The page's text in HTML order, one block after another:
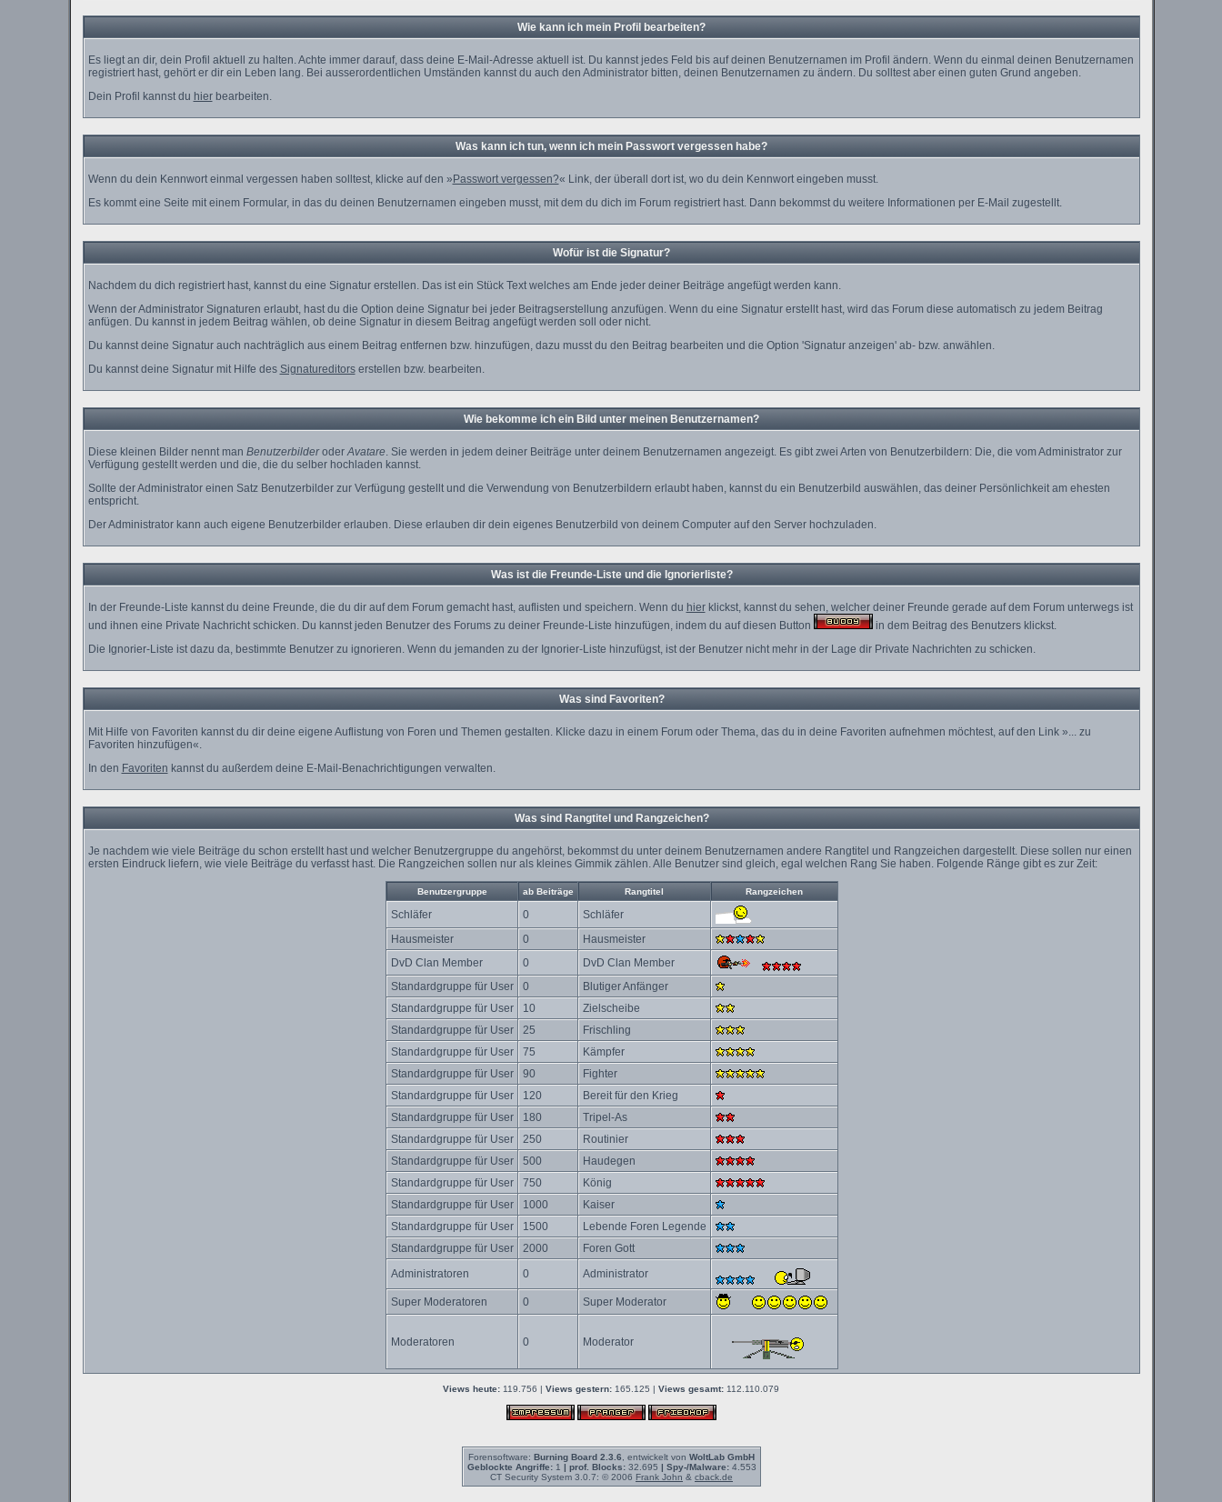
Wie kann ich mein Profil bearbeiten?
Es liegt an dir, dein Profil aktuell zu halten. Achte immer darauf, dass deine E-Mail-Adresse aktuell ist. Du kannst jedes Feld bis auf deinen Benutzernamen im Profil ändern. Wenn du einmal deinen Benutzernamen
registriert hast, gehört er dir ein Leben lang. Bei ausserordentlichen Umständen kannst du auch den Administrator bitten, deinen Benutzernamen zu ändern. Du solltest aber einen guten Grund angeben.
Dein Profil kannst du hierbearbeiten.
Was kann ich tun, wenn ich mein Passwort vergessen habe?
Wenn du dein Kennwort einmal vergessen haben solltest, klicke auf den » Passwort vergessen?« Link, der überall dort ist, wo du dein Kennwort eingeben musst.
Es kommt eine Seite mit einem Formular, in das du deinen Benutzernamen eingeben musst, mit dem du dich im Forum registriert hast. Dann bekommst du weitere Informationen per E-Mail zugestellt.
Wofür ist die Signatur?
Nachdem du dich registriert hast, kannst du eine Signatur erstellen. Das ist ein Stück Text welches am Ende jeder deiner Beiträge angefügt werden kann.
Wenn der Administrator Signaturen erlaubt, hast du die Option deine Signatur bei jeder Beitragserstellung anzufügen. Wenn du eine Signatur erstellt hast, wird das Forum diese automatisch zu jedem Beitrag
anfügen. Du kannst in jedem Beitrag wählen, ob deine Signatur in diesem Beitrag angefügt werden soll oder nicht.
Du kannst deine Signatur auch nachträglich aus einem Beitrag entfernen bzw. hinzufügen, dazu musst du den Beitrag bearbeiten und die Option 'Signatur anzeigen' ab- bzw. anwählen.
Du kannst deine Signatur mit Hilfe des Signatureditorserstellen bzw. bearbeiten.
Wie bekomme ich ein Bild unter meinen Benutzernamen?
Diese kleinen Bilder nennt man BenutzerbilderoderAvatare. Sie werden in jedem deiner Beiträge unter deinem Benutzernamen angezeigt. Es gibt zwei Arten von Benutzerbildern: Die, die vom Administrator zur
Verfügung gestellt werden und die, die du selber hochladen kannst.
Sollte der Administrator einen Satz Benutzerbilder zur Verfügung gestellt und die Verwendung von Benutzerbildern erlaubt haben, kannst du ein Benutzerbild auswählen, das deiner Persönlichkeit am ehesten
entspricht.
Der Administrator kann auch eigene Benutzerbilder erlauben. Diese erlauben dir dein eigenes Benutzerbild von deinem Computer auf den Server hochzuladen.
Was ist die Freunde-Liste und die Ignorierliste?
In der Freunde-Liste kannst du deine Freunde, die du dir auf dem Forum gemacht hast, auflisten und speichern. Wenn du hierklickst, kannst du sehen, welcher deiner Freunde gerade auf dem Forum unterwegs ist
und ihnen eine Private Nachricht schicken. Du kannst jeden Benutzer des Forums zu deiner Freunde-Liste hinzufügen, indem du auf diesen Button
in dem Beitrag des Benutzers klickst.
Die Ignorier-Liste ist dazu da, bestimmte Benutzer zu ignorieren. Wenn du jemanden zu der Ignorier-Liste hinzufügst, ist der Benutzer nicht mehr in der Lage dir Private Nachrichten zu schicken.
Was sind Favoriten?
Mit Hilfe von Favoriten kannst du dir deine eigene Auflistung von Foren und Themen gestalten. Klicke dazu in einem Forum oder Thema, das du in deine Favoriten aufnehmen möchtest, auf den Link »... zu
Favoriten hinzufügen«.
In den Favoriten kannst du außerdem deine E-Mail-Benachrichtigungen verwalten.
Was sind Rangtitel und Rangzeichen?
Je nachdem wie viele Beiträge du schon erstellt hast und welcher Benutzergruppe du angehörst, bekommst du unter deinem Benutzernamen andere Rangtitel und Rangzeichen dargestellt. Diese sollen nur einen
ersten Eindruck liefern, wie viele Beiträge du verfasst hast. Die Rangzeichen sollen nur als kleines Gimmik zählen. Alle Benutzer sind gleich, egal welchen Rang Sie haben. Folgende Ränge gibt es zur Zeit:
Benutzergruppe ab Beiträge Rangtitel Rangzeichen
Schläfer 0
Schläfer
Hausmeister
0
Hausmeister
DvD Clan Member
0
DvD Clan Member
Standardgruppe für User
0
Blutiger Anfänger
Standardgruppe für User
10
Zielscheibe
Standardgruppe für User
25
Frischling
Standardgruppe für User
75
Kämpfer
Standardgruppe für User
90
Fighter
Standardgruppe für User
120
Bereit für den Krieg
Standardgruppe für User
180
Tripel-As
Standardgruppe für User
250
Routinier
Standardgruppe für User
500
Haudegen
Standardgruppe für User
750
König
Standardgruppe für User
1000
Kaiser
Standardgruppe für User
1500
Lebende Foren Legende
Standardgruppe für User
2000
Foren Gott
Administratoren
0 Administrator
Super Moderatoren 0 Super Moderator
Moderatoren 0 Moderator
Views heute: 119.756 | Views gestern: 165.125 | Views gesamt: 112.110.079
Forensoftware: Burning Board 2.3.6 , entwickelt von WoltLab GmbH
Geblockte Angriffe:1 | prof. Blocks:32.695 | Spy-/Malware:4.553
CT Security System 3.0.7: © 2006 Frank John & cback.de